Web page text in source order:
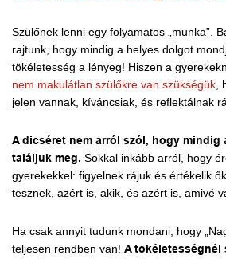
Szülőnek lenni egy folyamatos „munka”.
rajtunk, hogy mindig a helyes dolgot
tökéletesség a lényeg! Hiszen a
nem makulátlan szülőkre van szükségük,
jelen vannak, kíváncsiak, és reflektálnak
A dicséret nem arról szól, hogy mindig
találjuk meg. Sokkal inkább arról, hogy
gyerekekkel: figyelnek rájuk és értékelik
tesznek, azért is, akik, és azért is, amivé
Ha csak annyit tudunk mondani, hogy
teljesen rendben van! A